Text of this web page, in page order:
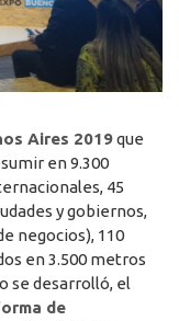
Aires 2019que
en 9.300
45
y gobiernos,
negocios), 110
en 3.500 metros
se desarrolló, el
de